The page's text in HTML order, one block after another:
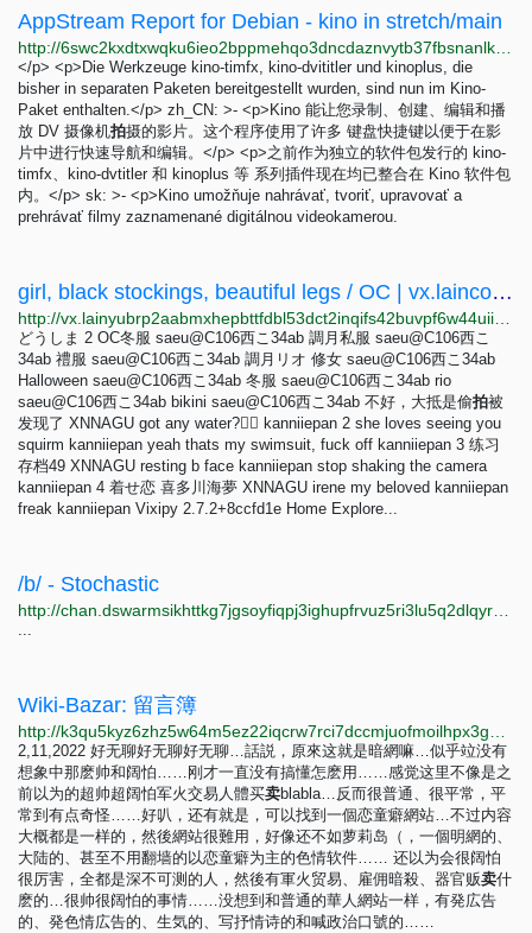
AppStream Report for Debian - kino in stretch/main
</p> <p>Die Werkzeuge kino-timfx, kino-dvititler und kinoplus, die
bisher in separaten Paketen bereitgestellt wurden, sind nun im Kino-
Paket enthalten.</p> zh_CN: >- <p>Kino 能让您录制、创建、编辑和播
放 DV 摄像机拍摄的影片。这个程序使用了许多 键盘快捷键以便于在影
片中进行快速导航和编辑。</p> <p>之前作为独立的软件包发行的 kino-
timfx、kino-dvtitler 和 kinoplus 等 系列插件现在均已整合在 Kino 软件包
内。</p> sk: >- <p>Kino umožňuje nahrávať, tvoriť, upravovať a
prehrávať filmy zaznamenané digitálnou videokamerou.
girl, black stockings, beautiful legs / OC | vx.laincorp.tech
どうしま 2 OC冬服 saeu@C106西こ34ab 調月私服 saeu@C106西こ
34ab 禮服 saeu@C106西こ34ab 調月リオ 修女 saeu@C106西こ34ab
Halloween saeu@C106西こ34ab 冬服 saeu@C106西こ34ab rio
saeu@C106西こ34ab bikini saeu@C106西こ34ab 不好，大抵是偷拍被
发现了 XNNAGU got any water?😮‍💨 kanniiepan 2 she loves seeing you
squirm kanniiepan yeah thats my swimsuit, fuck off kanniiepan 3 练习
存档49 XNNAGU resting b face kanniiepan stop shaking the camera
kanniiepan 4 着せ恋 喜多川海夢 XNNAGU irene my beloved kanniiepan
freak kanniiepan Vixipy 2.7.2+8ccfd1e Home Explore...
/b/ - Stochastic
...
Wiki-Bazar: 留言簿
2,11,2022 好无聊好无聊好无聊…話説，原來这就是暗網嘛…似乎竝没有
想象中那麽帅和阔怕……刚才一直没有搞懂怎麽用……感觉这里不像是之
前以为的超帅超阔怕军火交易人體买卖blabla…反而很普通、很平常，平
常到有点奇怪……好叭，还有就是，可以找到一個恋童癖網站…不过内容
大概都是一样的，然後網站很難用，好像还不如萝莉岛（，一個明網的、
大陆的、甚至不用翻墙的以恋童癖为主的色情软件…… 还以为会很阔怕
很厉害，全都是深不可测的人，然後有軍火贸易、雇佣暗殺、器官贩卖什
麽的…很帅很阔怕的事情……没想到和普通的華人網站一样，有発広告
的、発色情広告的、生気的、写抒情诗的和喊政治口號的……